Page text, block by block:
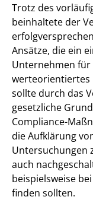
Trotz des
beinhaltete der
Ansätze, die ein
Unternehmen
werteorientiertes
sollte durch das
gesetzliche
Compliance-
die Aufklärung
Untersuchungen
auch
beispielsweise
finden sollten.